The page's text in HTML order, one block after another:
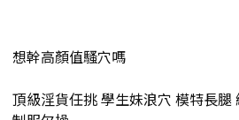
想幹高顏值騷穴嗎
頂級淫貨任挑 學生妹浪穴 模特長腿